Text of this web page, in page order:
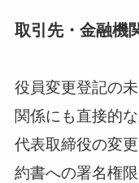
取引先・金融機
役員変更登記の
関係にも直接的
代表取締役の変
約書への署名権